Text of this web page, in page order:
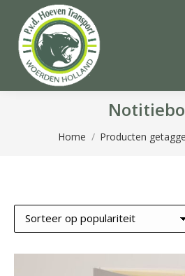
Je bent hier:
Home Producten